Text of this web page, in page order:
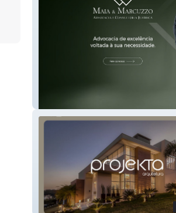
Projekta Arquitetura